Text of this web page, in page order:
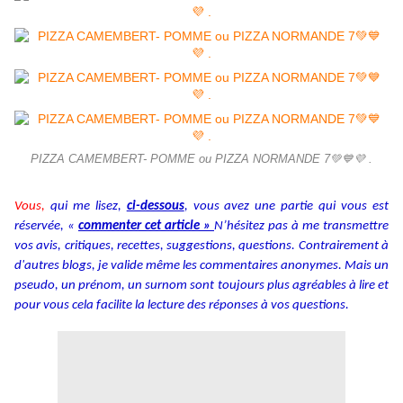
PIZZA CAMEMBERT- POMME ou PIZZA NORMANDE 7💚💙💜 .
Vous, qui me lisez, ci-dessous, vous avez une partie qui vous est
réservée, « commenter cet article » N’hésitez pas à me transmettre
vos avis, critiques, recettes, suggestions, questions. Contrairement à
d'autres blogs, je valide même les commentaires anonymes. Mais un
pseudo, un prénom, un surnom sont toujours plus agréables à lire et
pour vous cela facilite la lecture des réponses à vos questions.